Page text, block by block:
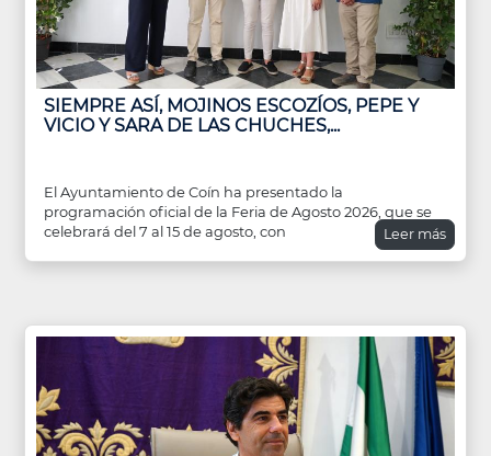
SIEMPRE ASÍ, MOJINOS ESCOZÍOS, PEPE Y
VICIO Y SARA DE LAS CHUCHES,...
El Ayuntamiento de Coín ha presentado la
programación oficial de la Feria de Agosto 2026, que se
celebrará del 7 al 15 de agosto, con
Leer más